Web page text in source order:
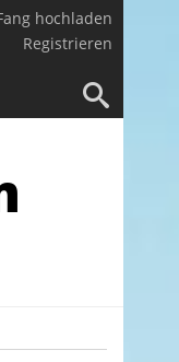
hochladen
Registrieren